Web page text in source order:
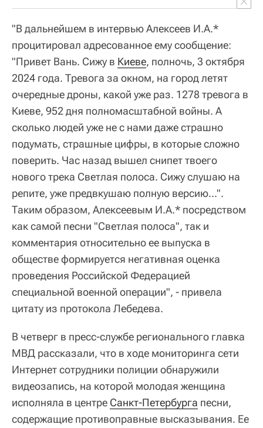
"В дальнейшем в интервью Алексеев И.А.*
процитировал адресованное ему сообщение:
"Привет Вань. Сижу в Киеве, полночь, 3 октября
2024 года. Тревога за окном, на город летят
очередные дроны, какой уже раз. 1278 тревога в
Киеве, 952 дня полномасштабной войны. А
сколько людей уже не с нами даже страшно
подумать, страшные цифры, в которые сложно
поверить. Час назад вышел снипет твоего
нового трека Светлая полоса. Сижу слушаю на
репите, уже предвкушаю полную версию...".
Таким образом, Алексеевым И.А.* посредством
как самой песни "Светлая полоса", так и
комментария относительно ее выпуска в
обществе формируется негативная оценка
проведения Российской Федерацией
специальной военной операции", - привела
цитату из протокола Лебедева.
В четверг в пресс-службе регионального главка
МВД рассказали, что в ходе мониторинга сети
Интернет сотрудники полиции обнаружили
видеозапись, на которой молодая женщина
исполняла в центре Санкт-Петербурга песни,
содержащие противоправные высказывания. Ее